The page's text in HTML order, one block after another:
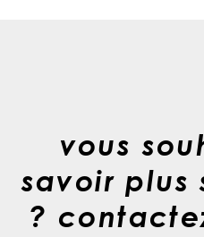
vous
savoir plus
?